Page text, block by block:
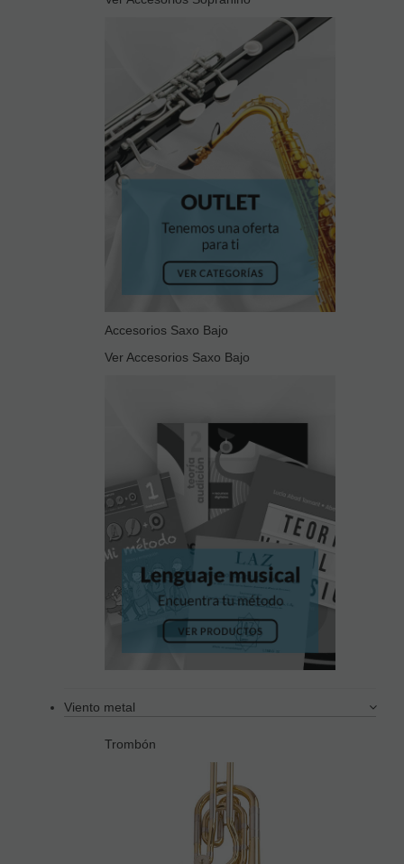
Accesorios Saxo Bajo
Ver Accesorios Saxo Bajo
Viento metal
Trombón